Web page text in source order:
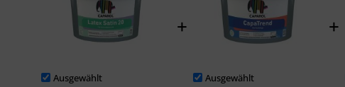
Ausgewählt
Ausgewählt